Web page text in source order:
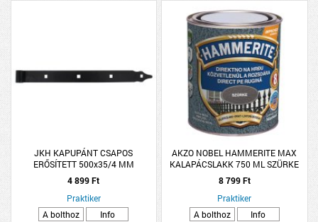
JKH KAPUPÁNT CSAPOS
ERŐSÍTETT 500x35/4 MM
4 899 Ft
Praktiker
A bolthoz
Info
AKZO NOBEL HAMMERITE MAX
KALAPÁCSLAKK 750 ML SZÜRKE
HHAMAX075GR
8 799 Ft
Praktiker
A bolthoz
Info